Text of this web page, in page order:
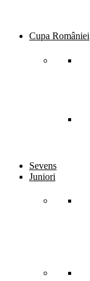
Cupa României
Sevens
Juniori